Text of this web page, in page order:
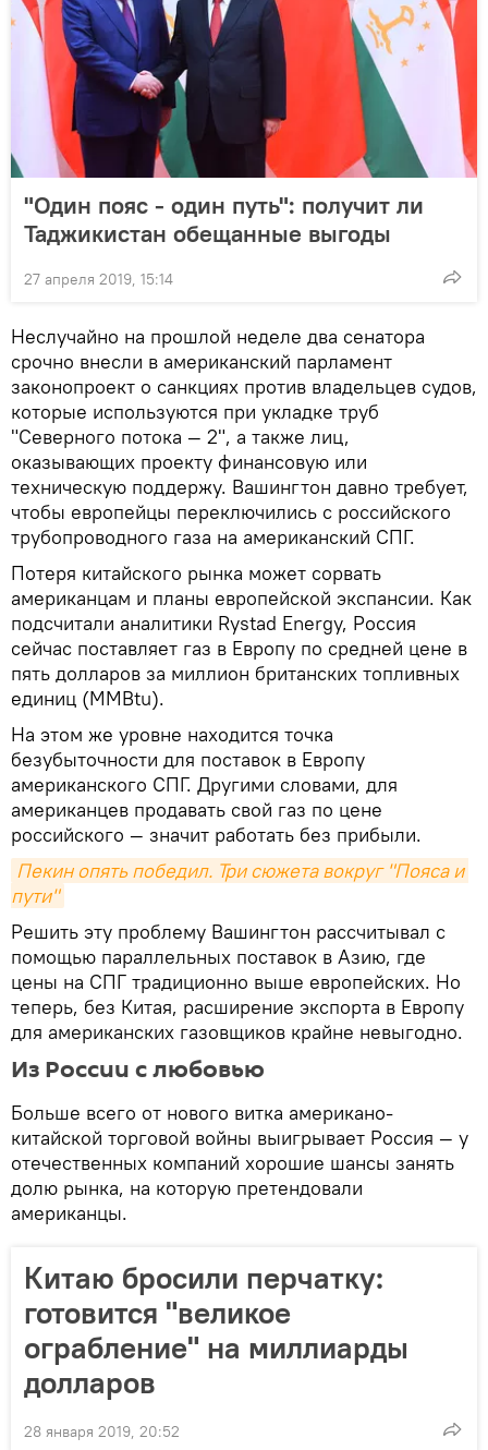
"Один пояс - один путь": получит ли
Таджикистан обещанные выгоды
27 апреля 2019, 15:14
Неслучайно на прошлой неделе два сенатора
срочно внесли в американский парламент
законопроект о санкциях против владельцев судов,
которые используются при укладке труб
"Северного потока — 2", а также лиц,
оказывающих проекту финансовую или
техническую поддержу. Вашингтон давно требует,
чтобы европейцы переключились с российского
трубопроводного газа на американский СПГ.
Потеря китайского рынка может сорвать
американцам и планы европейской экспансии. Как
подсчитали аналитики Rystad Energy, Россия
сейчас поставляет газ в Европу по средней цене в
пять долларов за миллион британских топливных
единиц (MMBtu).
На этом же уровне находится точка
безубыточности для поставок в Европу
американского СПГ. Другими словами, для
американцев продавать свой газ по цене
российского — значит работать без прибыли.
Пекин опять победил. Три сюжета вокруг "Пояса и
пути"
Решить эту проблему Вашингтон рассчитывал с
помощью параллельных поставок в Азию, где
цены на СПГ традиционно выше европейских. Но
теперь, без Китая, расширение экспорта в Европу
для американских газовщиков крайне невыгодно.
Из России с любовью
Больше всего от нового витка американо-
китайской торговой войны выигрывает Россия — у
отечественных компаний хорошие шансы занять
долю рынка, на которую претендовали
американцы.
Китаю бросили перчатку:
готовится "великое
ограбление" на миллиарды
долларов
28 января 2019, 20:52